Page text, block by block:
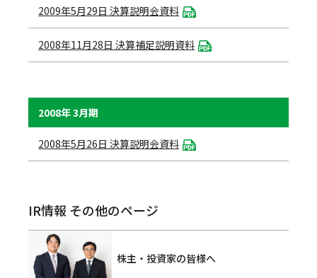
2009年5月29日 決算説明会資料
2008年11月28日 決算補足説明資料
2008年 3月期
2008年5月26日 決算説明会資料
IR情報 その他のページ
株主・投資家の皆様へ